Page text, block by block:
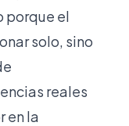
porque el
solo, sino
reales
en la